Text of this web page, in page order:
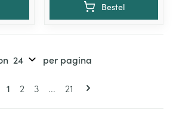
Bestel
Pagina's
U lees momenteel pagina
1 Pagina
2 Pagina
3 ... Pagina
21
per pagina